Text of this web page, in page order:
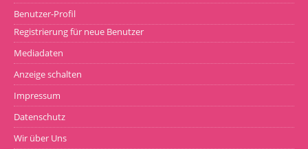
Benutzer-Profil
Registrierung für neue Benutzer
Mediadaten
Anzeige schalten
Impressum
Datenschutz
Wir über Uns